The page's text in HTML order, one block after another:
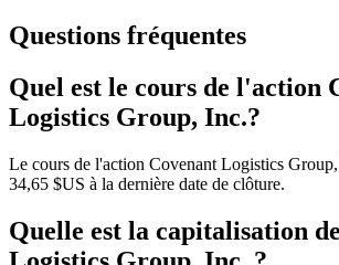
Questions fréquentes
Quel est le cours de l'action
Logistics Group, Inc.?
Le cours de l'action Covenant Logistics
34,65 $US à la dernière date de clôture.
Quelle est la capitalisation